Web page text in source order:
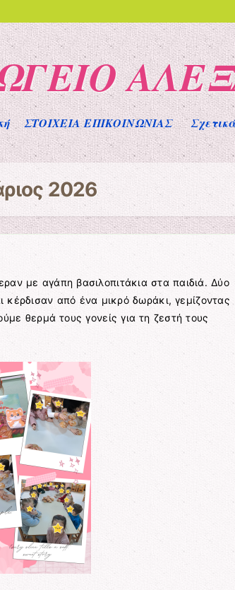
ΣΤΟΙΧΕΙΑ ΕΠΙΚΟΙΝΩΝΙΑΣ
2026
με αγάπη βασιλοπιτάκια στα παιδιά. Δύο
κέρδισαν από ένα μικρό δωράκι, γεμίζοντας
θερμά τους γονείς για τη ζεστή τους